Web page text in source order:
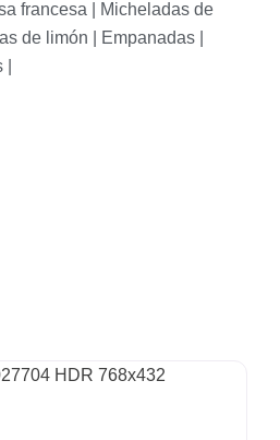
francesa | Micheladas de
de limón | Empanadas |